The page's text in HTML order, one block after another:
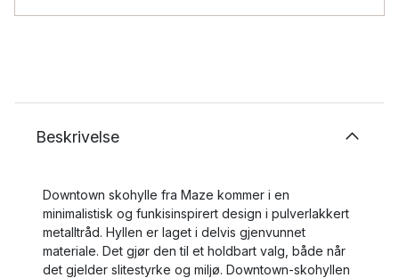
Beskrivelse
Downtown skohylle fra Maze kommer i en
minimalistisk og funkisinspirert design i pulverlakkert
metalltråd. Hyllen er laget i delvis gjenvunnet
materiale. Det gjør den til et holdbart valg, både når
det gjelder slitestyrke og miljø. Downtown-skohyllen